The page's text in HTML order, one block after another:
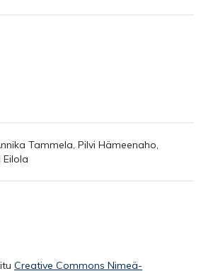
Tammela, Pilvi Hämeenaho,
Eilola
Creative Commons Nimeä-